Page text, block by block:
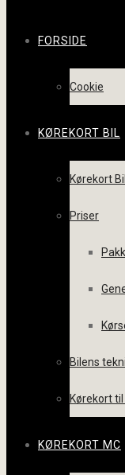
FORSIDE
Cookie
KØREKORT BIL
Kørekort
Priser
Bilens
Kørekort
KØREKORT MC